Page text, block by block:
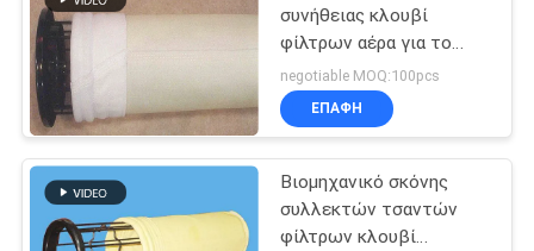
συνήθειας κλουβί
φίλτρων αέρα για το
χάλυβα άνθρακα
τσαντών φίλτρων
συλλεκτών σκόνης
negotiable MOQ:100pcs
ΕΠΑΦΉ
Βιομηχανικό σκόνης
συλλεκτών τσαντών
φίλτρων κλουβί